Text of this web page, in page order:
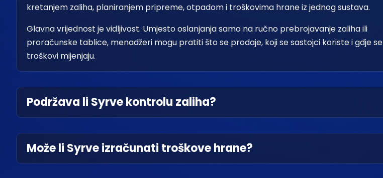
kretanjem zaliha, planiranjem pripreme, otpadom i troškovima hrane iz jednog sustava.
Glavna vrijednost je vidljivost. Umjesto oslanjanja samo na ručno prebrojavanje zaliha ili
proračunske tablice, menadžeri mogu pratiti što se prodaje, koji se sastojci koriste i gdje se
troškovi mijenjaju.
Podržava li Syrve kontrolu zaliha?
Može li Syrve izračunati troškove hrane?